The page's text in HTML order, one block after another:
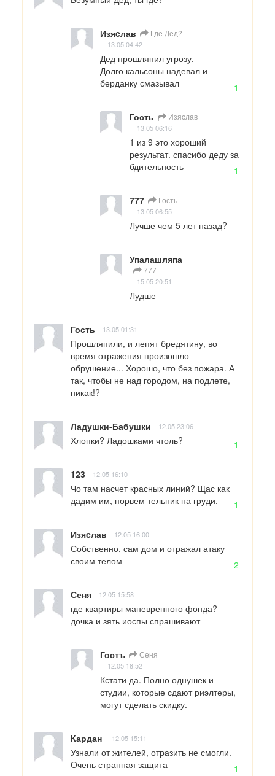
Изяcлав Где Дед?
13.05 04:42
Дед прошляпил угрозу.
Долго кальсоны надевал и
берданку смазывал
1
Гость Изяcлав
13.05 06:16
1 из 9 это хороший
результат. спасибо деду за
бдительность
1
777 Гость
13.05 06:55
Лучше чем 5 лет назад?
Упалашляпа
777
15.05 20:51
Лудше
Гость 13.05 01:31
Прошляпили, и лепят бредятину, во
время отражения произошло
обрушение... Хорошо, что без пожара. А
так, чтобы не над городом, на подлете,
никак!?
Ладушки-Бабушки 12.05 23:06
Хлопки? Ладошками чтоль? 1
123 12.05 16:10
Чо там насчет красных линий? Щас как
дадим им, порвем тельник на груди.
1
Изяcлав 12.05 16:00
Собственно, сам дом и отражал атаку
своим телом
2
Сеня 12.05 15:58
где квартиры маневренного фонда?
дочка и зять иоспы спрашивают
Гостъ Сеня
12.05 18:52
Кстати да. Полно однушек и
студии, которые сдают риэлтеры,
могут сделать скидку.
Кардан 12.05 15:11
Узнали от жителей, отразить не смогли.
Очень странная защита
1